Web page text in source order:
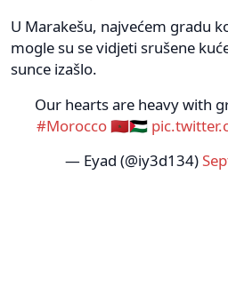
U Marakešu, najvećem gradu
mogle su se vidjeti srušene
sunce izašlo.
Our hearts are heavy with
#Morocco🇲🇦🇵🇸
— Eyad (@iy3d134)